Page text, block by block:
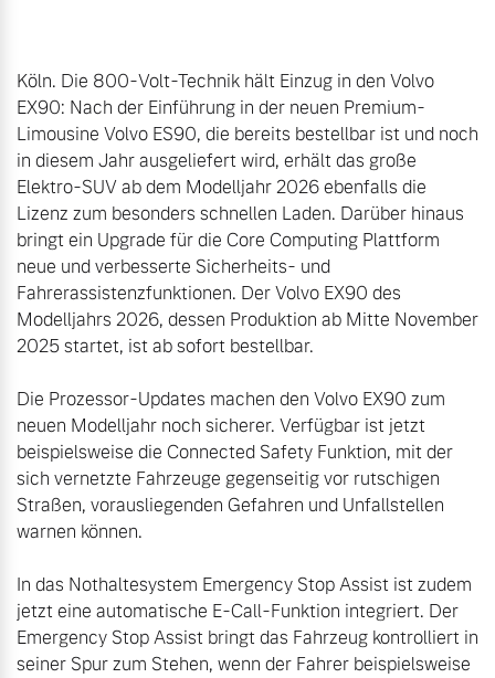
Köln. Die 800-Volt-Technik hält Einzug in den Volvo
EX90: Nach der Einführung in der neuen Premium-
Limousine Volvo ES90, die bereits bestellbar ist und noch
in diesem Jahr ausgeliefert wird, erhält das große
Elektro-SUV ab dem Modelljahr 2026 ebenfalls die
Lizenz zum besonders schnellen Laden. Darüber hinaus
bringt ein Upgrade für die Core Computing Plattform
neue und verbesserte Sicherheits- und
Fahrerassistenzfunktionen. Der Volvo EX90 des
Modelljahrs 2026, dessen Produktion ab Mitte November
2025 startet, ist ab sofort bestellbar.
Die Prozessor-Updates machen den Volvo EX90 zum
neuen Modelljahr noch sicherer. Verfügbar ist jetzt
beispielsweise die Connected Safety Funktion, mit der
sich vernetzte Fahrzeuge gegenseitig vor rutschigen
Straßen, vorausliegenden Gefahren und Unfallstellen
warnen können.
In das Nothaltesystem Emergency Stop Assist ist zudem
jetzt eine automatische E-Call-Funktion integriert. Der
Emergency Stop Assist bringt das Fahrzeug kontrolliert in
seiner Spur zum Stehen, wenn der Fahrer beispielsweise